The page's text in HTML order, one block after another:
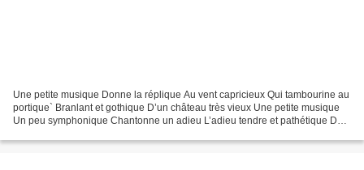
Une petite musique Donne la réplique Au vent capricieux Qui tambourine au
portique` Branlant et gothique D’un château très vieux Une petite musique
Un peu symphonique Chantonne un adieu L’adieu tendre et pathétique De